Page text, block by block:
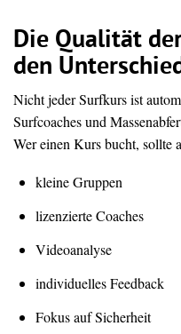
Die Qualität
den
Nicht jeder Surfkurs ist
Surfcoaches und
Wer einen Kurs bucht, sollte
kleine Gruppen
lizenzierte Coaches
Videoanalyse
individuelles Feedback
Fokus auf Sicherheit